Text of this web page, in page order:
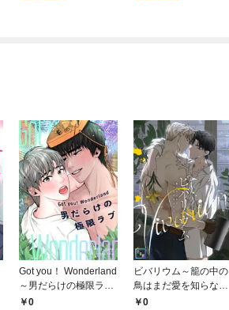
Got you！ Wonderland
～男だらけの極限ラブ
～(1)
0
ビバリウム～籠の中の
鳥はまだ愛を知らない
【全年齢版】(1)
0